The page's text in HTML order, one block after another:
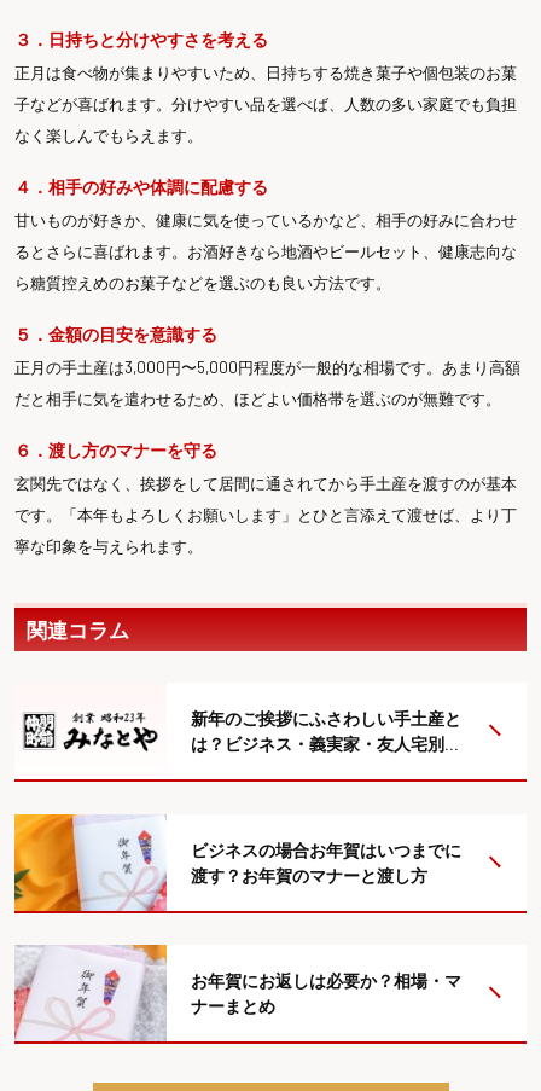
３．日持ちと分けやすさを考える
正月は食べ物が集まりやすいため、日持ちする焼き菓子や個包装のお菓
子などが喜ばれます。分けやすい品を選べば、人数の多い家庭でも負担
なく楽しんでもらえます。
４．相手の好みや体調に配慮する
甘いものが好きか、健康に気を使っているかなど、相手の好みに合わせ
るとさらに喜ばれます。お酒好きなら地酒やビールセット、健康志向な
ら糖質控えめのお菓子などを選ぶのも良い方法です。
５．金額の目安を意識する
正月の手土産は3,000円〜5,000円程度が一般的な相場です。あまり高額
だと相手に気を遣わせるため、ほどよい価格帯を選ぶのが無難です。
６．渡し方のマナーを守る
玄関先ではなく、挨拶をして居間に通されてから手土産を渡すのが基本
です。「本年もよろしくお願いします」とひと言添えて渡せば、より丁
寧な印象を与えられます。
関連コラム
新年のご挨拶にふさわしい手土産と
は？ビジネス・義実家・友人宅別に
ビジネスの場合お年賀はいつまでに
渡す？お年賀のマナーと渡し方
お年賀にお返しは必要か？相場・マ
ナーまとめ